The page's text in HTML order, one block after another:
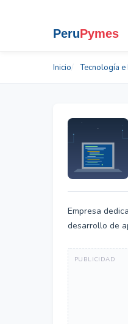
Inicio Tecnología
Empresa
desarrollo de